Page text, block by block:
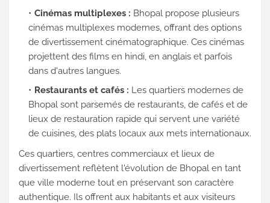
Cinémas multiplexes : Bhopal propose plusieurs
cinémas multiplexes modernes, offrant des options
de divertissement cinématographique. Ces cinémas
projettent des films en hindi, en anglais et parfois
dans d'autres langues.
Restaurants et cafés : Les quartiers modernes de
Bhopal sont parsemés de restaurants, de cafés et de
lieux de restauration rapide qui servent une variété
de cuisines, des plats locaux aux mets internationaux.
Ces quartiers, centres commerciaux et lieux de
divertissement reflètent l'évolution de Bhopal en tant
que ville moderne tout en préservant son caractère
authentique. Ils offrent aux habitants et aux visiteurs